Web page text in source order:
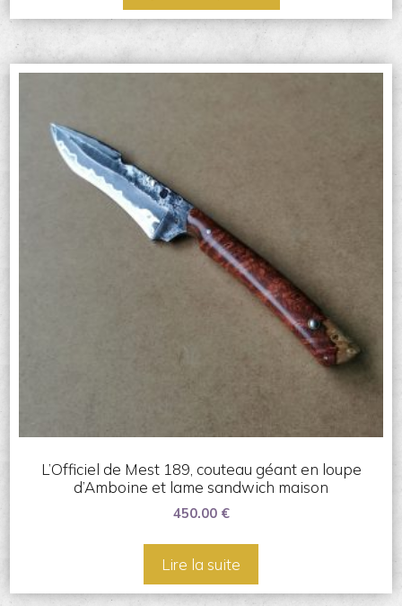
L’Officiel de Mest 189, couteau géant en loupe
d’Amboine et lame sandwich maison
450.00 €
Lire la suite